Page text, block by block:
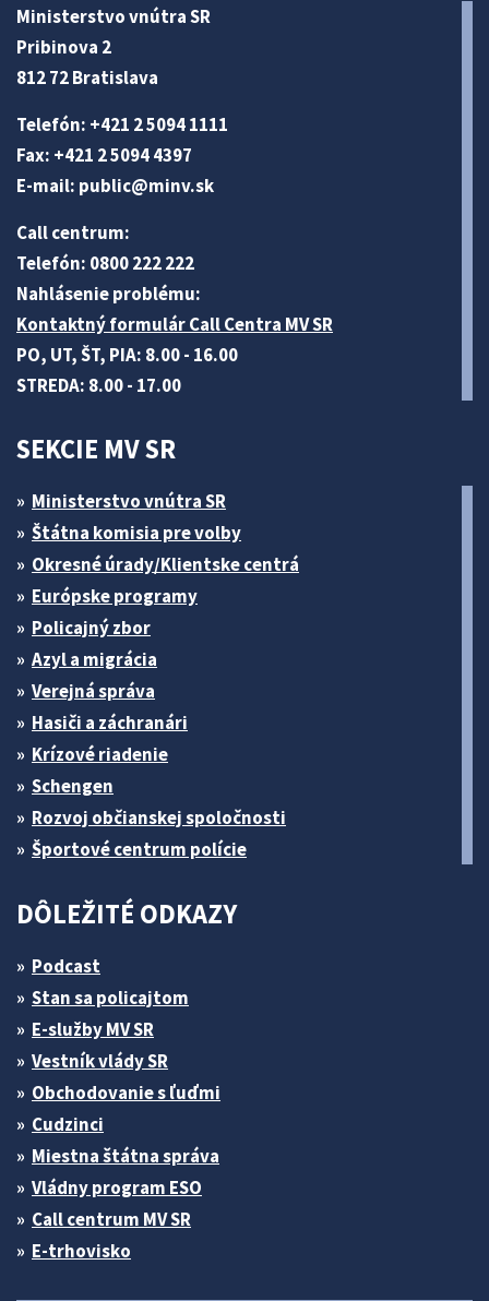
Ministerstvo vnútra SR
Pribinova 2
812 72 Bratislava
Telefón: +421 2 5094 1111
Fax: +421 2 5094 4397
E-mail: public@minv.sk
Call centrum:
Telefón: 0800 222 222
Nahlásenie problému:
Kontaktný formulár Call Centra MV SR
PO, UT, ŠT, PIA: 8.00 - 16.00
STREDA: 8.00 - 17.00
SEKCIE MV SR
Ministerstvo vnútra SR
Štátna komisia pre volby
Okresné úrady/Klientske centrá
Európske programy
Policajný zbor
Azyl a migrácia
Verejná správa
Hasiči a záchranári
Krízové riadenie
Schengen
Rozvoj občianskej spoločnosti
Športové centrum polície
DÔLEŽITÉ ODKAZY
Podcast
Stan sa policajtom
E-služby MV SR
Vestník vlády SR
Obchodovanie s ľuďmi
Cudzinci
Miestna štátna správa
Vládny program ESO
Call centrum MV SR
E-trhovisko